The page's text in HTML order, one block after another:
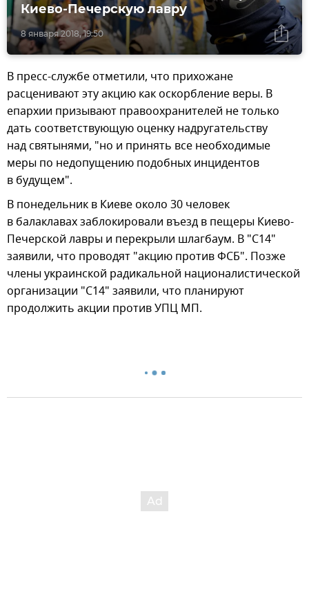
8 января 2018, 19:50
Киево-Печерскую лавру
В пресс-службе отметили, что прихожане
расценивают эту акцию как оскорбление веры. В
епархии призывают правоохранителей не только
дать соответствующую оценку надругательству
над святынями, "но и принять все необходимые
меры по недопущению подобных инцидентов
в будущем".
В понедельник в Киеве около 30 человек
в балаклавах заблокировали въезд в пещеры Киево-
Печерской лавры и перекрыли шлагбаум. В "С14"
заявили, что проводят "акцию против ФСБ". Позже
члены украинской радикальной националистической
организации "С14" заявили, что планируют
продолжить акции против УПЦ МП.